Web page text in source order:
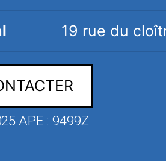
19 rue du
APE : 9499Z